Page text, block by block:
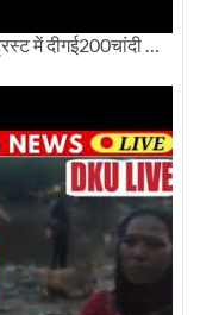
अयोध्या:राजू मनवानी ने सिंधी समाजद्वारा मंदिर ट्रस्ट में दीगई200चांदी की ईंटों पर सवाल का किया विरोध